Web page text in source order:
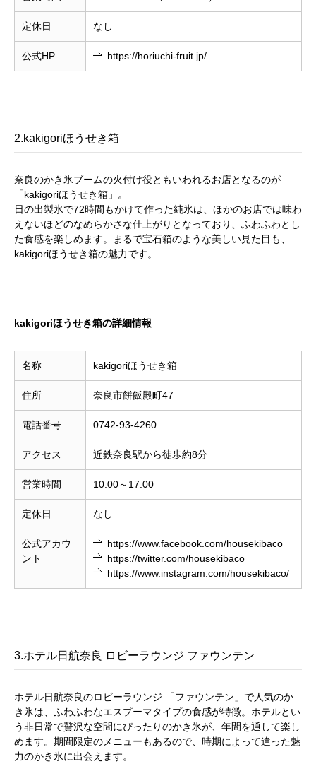
定休日 なし
公式HP https://horiuchi-fruit.jp/
2.kakigoriほうせき箱
奈良のかき氷ブームの火付け役ともいわれるお店となるのが
「kakigoriほうせき箱」。
日の出製氷で72時間もかけて作った純氷は、ほかのお店では味わ
えないほどのなめらかさな仕上がりとなっており、ふわふわとし
た食感を楽しめます。まるで宝石箱のような美しい見た目も、
kakigoriほうせき箱の魅力です。
kakigoriほうせき箱の詳細情報
名称 kakigoriほうせき箱
住所 奈良市餅飯殿町47
電話番号 0742-93-4260
アクセス 近鉄奈良駅から徒歩約8分
営業時間 10:00～17:00
定休日 なし
公式アカウ
ント
https://www.facebook.com/housekibaco
https://twitter.com/housekibaco
https://www.instagram.com/housekibaco/
3.ホテル日航奈良 ロビーラウンジ ファウンテン
ホテル日航奈良のロビーラウンジ 「ファウンテン」で人気のか
き氷は、ふわふわなエスプーマタイプの食感が特徴。ホテルとい
う非日常で贅沢な空間にぴったりのかき氷が、年間を通して楽し
めます。期間限定のメニューもあるので、時期によって違った魅
力のかき氷に出会えます。